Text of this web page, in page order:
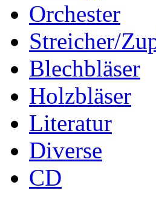
Orchester
Streicher/
Blechbläser
Holzbläser
Literatur
Diverse
CD